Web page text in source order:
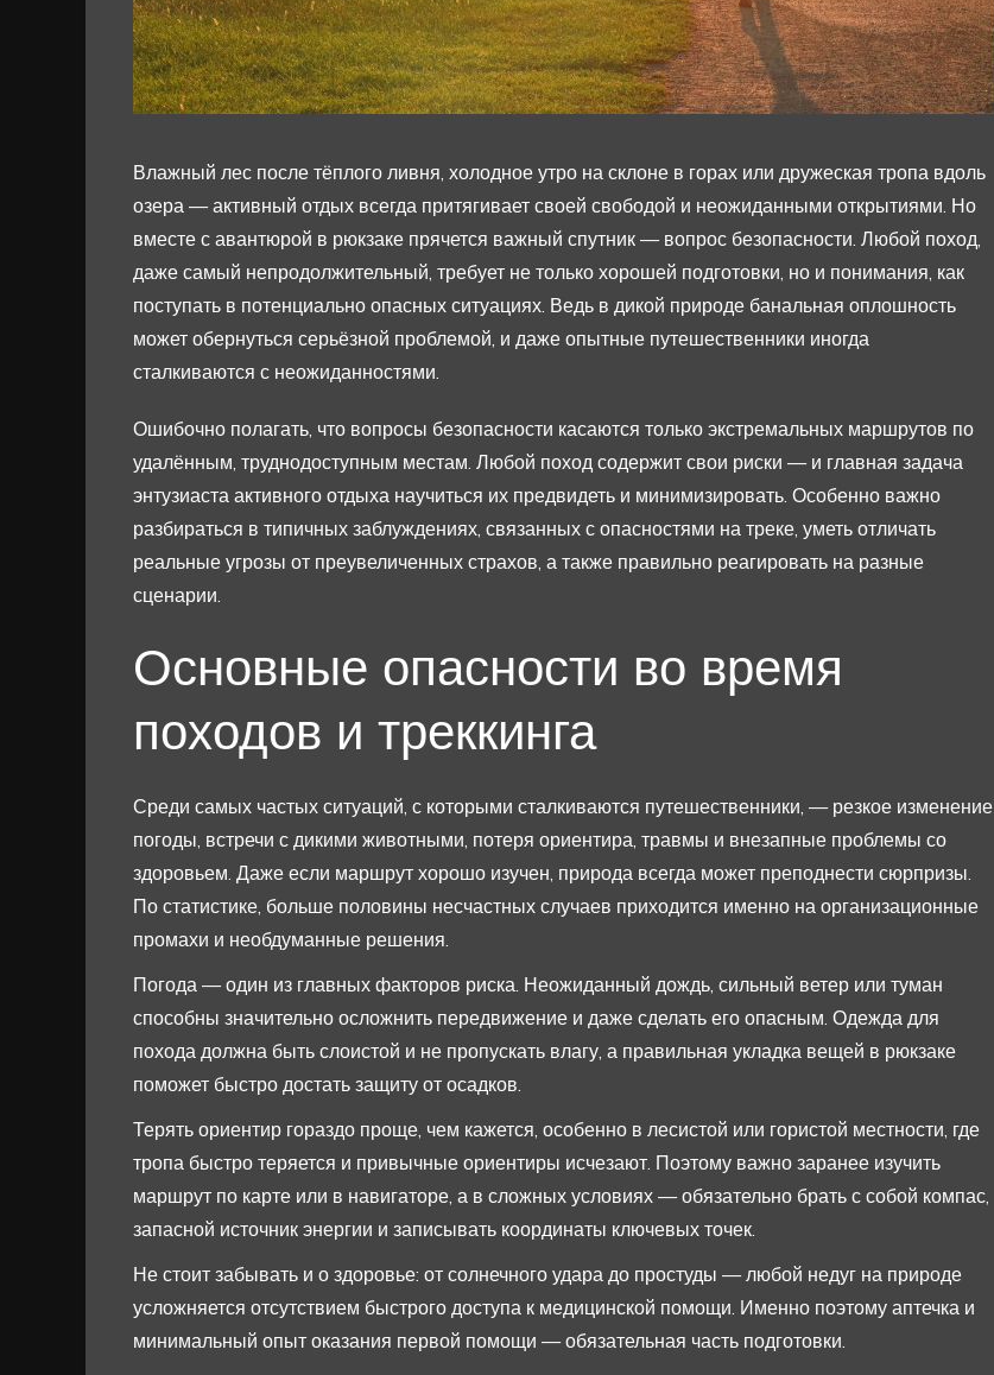
Влажный лес после тёплого ливня, холодное утро на склоне в горах или дружеская тропа вдоль
озера — активный отдых всегда притягивает своей свободой и неожиданными открытиями. Но
вместе с авантюрой в рюкзаке прячется важный спутник — вопрос безопасности. Любой поход,
даже самый непродолжительный, требует не только хорошей подготовки, но и понимания, как
поступать в потенциально опасных ситуациях. Ведь в дикой природе банальная оплошность
может обернуться серьёзной проблемой, и даже опытные путешественники иногда
сталкиваются с неожиданностями.
Ошибочно полагать, что вопросы безопасности касаются только экстремальных маршрутов по
удалённым, труднодоступным местам. Любой поход содержит свои риски — и главная задача
энтузиаста активного отдыха научиться их предвидеть и минимизировать. Особенно важно
разбираться в типичных заблуждениях, связанных с опасностями на треке, уметь отличать
реальные угрозы от преувеличенных страхов, а также правильно реагировать на разные
сценарии.
Основные опасности во время
походов и треккинга
Среди самых частых ситуаций, с которыми сталкиваются путешественники, — резкое изменение
погоды, встречи с дикими животными, потеря ориентира, травмы и внезапные проблемы со
здоровьем. Даже если маршрут хорошо изучен, природа всегда может преподнести сюрпризы.
По статистике, больше половины несчастных случаев приходится именно на организационные
промахи и необдуманные решения.
Погода — один из главных факторов риска. Неожиданный дождь, сильный ветер или туман
способны значительно осложнить передвижение и даже сделать его опасным. Одежда для
похода должна быть слоистой и не пропускать влагу, а правильная укладка вещей в рюкзаке
поможет быстро достать защиту от осадков.
Терять ориентир гораздо проще, чем кажется, особенно в лесистой или гористой местности, где
тропа быстро теряется и привычные ориентиры исчезают. Поэтому важно заранее изучить
маршрут по карте или в навигаторе, а в сложных условиях — обязательно брать с собой компас,
запасной источник энергии и записывать координаты ключевых точек.
Не стоит забывать и о здоровье: от солнечного удара до простуды — любой недуг на природе
усложняется отсутствием быстрого доступа к медицинской помощи. Именно поэтому аптечка и
минимальный опыт оказания первой помощи — обязательная часть подготовки.